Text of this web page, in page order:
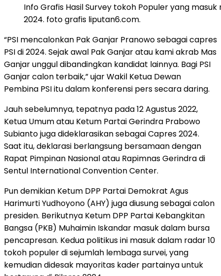
Info Grafis Hasil Survey tokoh Populer yang
2024. foto grafis liputan6.com.
“PSI mencalonkan Pak Ganjar Pranowo sebagai capres
PSI di 2024. Sejak awal Pak Ganjar atau kami akrab Mas
Ganjar unggul dibandingkan kandidat lainnya. Bagi PSI
Ganjar calon terbaik,” ujar Wakil Ketua Dewan
Pembina PSI itu dalam konferensi pers secara daring.
Jauh sebelumnya, tepatnya pada 12 Agustus 2022,
Ketua Umum atau Ketum Partai Gerindra Prabowo
Subianto juga dideklarasikan sebagai Capres 2024.
Saat itu, deklarasi berlangsung bersamaan dengan
Rapat Pimpinan Nasional atau Rapimnas Gerindra di
Sentul International Convention Center.
Pun demikian Ketum DPP Partai Demokrat Agus
Harimurti Yudhoyono (AHY) juga diusung sebagai calon
presiden. Berikutnya Ketum DPP Partai Kebangkitan
Bangsa (PKB) Muhaimin Iskandar masuk dalam bursa
pencapresan. Kedua politikus ini masuk dalam radar 10
tokoh populer di sejumlah lembaga survei, yang
kemudian didesak mayoritas kader partainya untuk